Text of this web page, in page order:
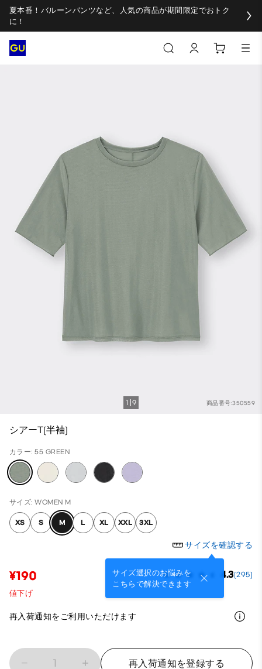
夏本番！バルーンパンツなど、人気の商品が期間限定でおトク
に！
商品番号:350559
1 9
シアーT(半袖)
カラー: 55 GREEN
サイズ: WOMEN M
XS S M L XL XXL 3XL
サイズを確認する
サイズ選択のお悩みを
こちらで解決できます
¥190 4.3(295)
値下げ
再入荷通知をご利用いただけます
1 再入荷通知を登録する